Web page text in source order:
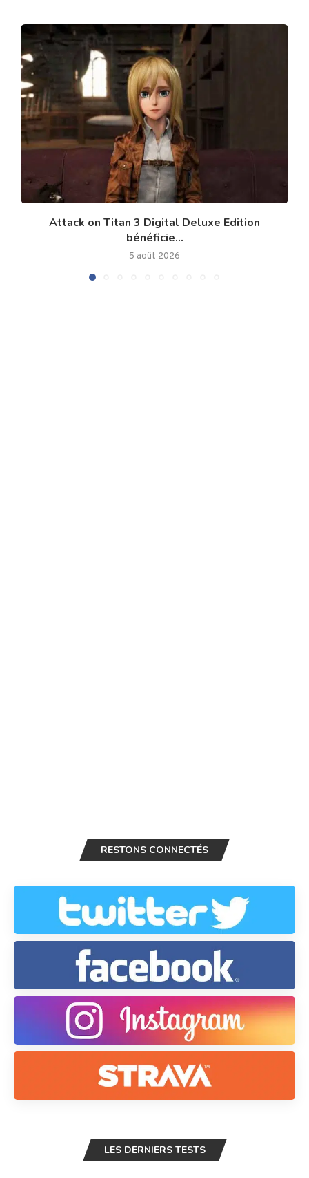
Attack on Titan 3 Digital Deluxe Edition
bénéficie...
5 août 2026
RESTONS CONNECTÉS
LES DERNIERS TESTS